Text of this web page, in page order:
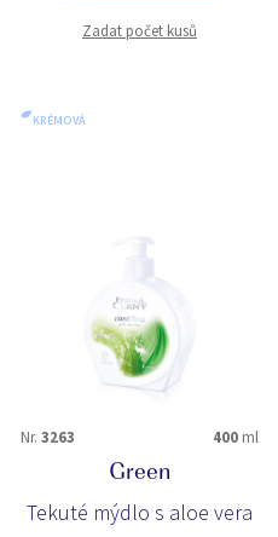
Zadat počet kusů
KRÉMOVÁ
Nr. 3263 400 ml
Green
Tekuté mýdlo s aloe vera